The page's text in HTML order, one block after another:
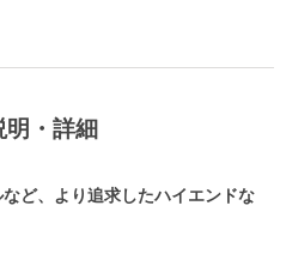
明・詳細
ど、より追求したハイエンドな